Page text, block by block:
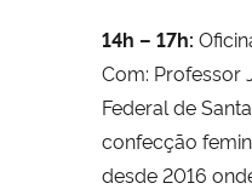
14h – 17h:
Com: Professor
Federal de
confecção
desde 2016